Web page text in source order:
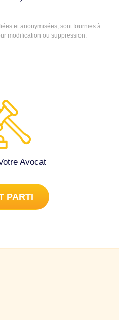
et anonymisées, sont fournies à
modification ou suppression.
Avocat
PARTI